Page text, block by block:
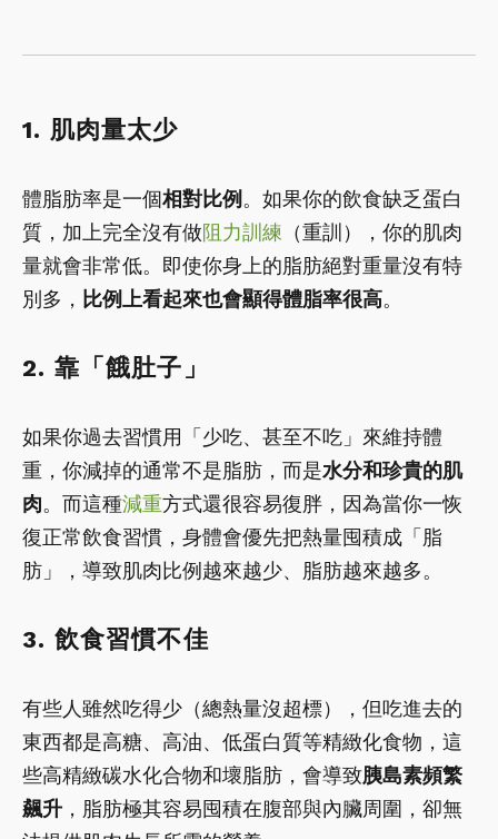
1. 肌肉量太少
體脂肪率是一個相對比例。如果你的飲食缺乏蛋白
質，加上完全沒有做阻力訓練 （重訓），你的肌肉
量就會非常低。即使你身上的脂肪絕對重量沒有特
別多， 比例上看起來也會顯得體脂率很高。
2. 靠「餓肚子」
如果你過去習慣用「少吃、甚至不吃」來維持體
重，你減掉的通常不是脂肪，而是水分和珍貴的肌
肉。而這種減重方式還很容易復胖，因為當你一恢
復正常飲食習慣，身體會優先把熱量囤積成「脂
肪」，導致肌肉比例越來越少、脂肪越來越多。
3. 飲食習慣不佳
有些人雖然吃得少（總熱量沒超標），但吃進去的
東西都是高糖、高油、低蛋白質等精緻化食物，這
些高精緻碳水化合物和壞脂肪，會導致胰島素頻繁
飆升 ，脂肪極其容易囤積在腹部與內臟周圍，卻無